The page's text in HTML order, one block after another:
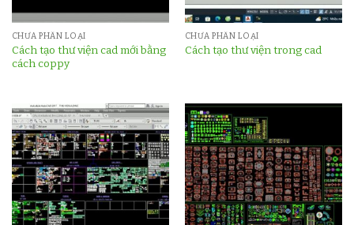
CHƯA PHÂN LOẠI
Cách tạo thư viện cad mới bằng
cách coppy
CHƯA PHÂN LOẠI
Cách tạo thư viện trong cad